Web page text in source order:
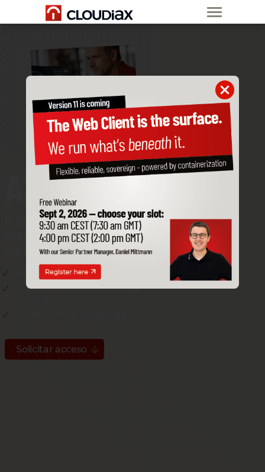
AXeLANT
El sistema empresarial de agentes
de IA para tu SAP Business One
que has echado en falta hasta ahora.
Habla con tu SAP B1.
Un enjambre de agentes trabaja,
Solicitar acceso